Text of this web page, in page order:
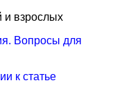
Вопросы для
к статье